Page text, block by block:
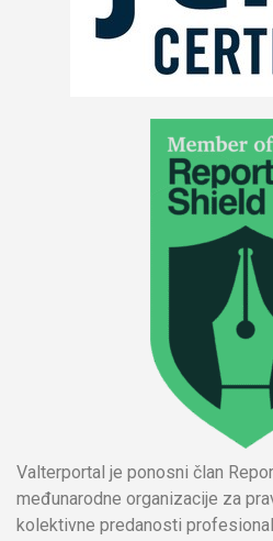
Valterportal je ponosni član
međunarodne organizacije za
kolektivne predanosti